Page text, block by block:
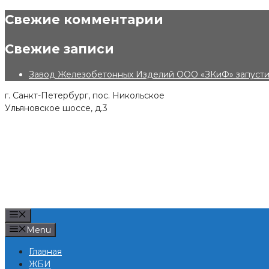
Skip
Свежие комментарии
Свежие записи
Завод Железобетонных Изделий ООО «ЗКиФ»
г. Санкт-Петербург, пос. Никольское
Ульяновское шоссе, д.3
Menu
Главная
ЖБИ